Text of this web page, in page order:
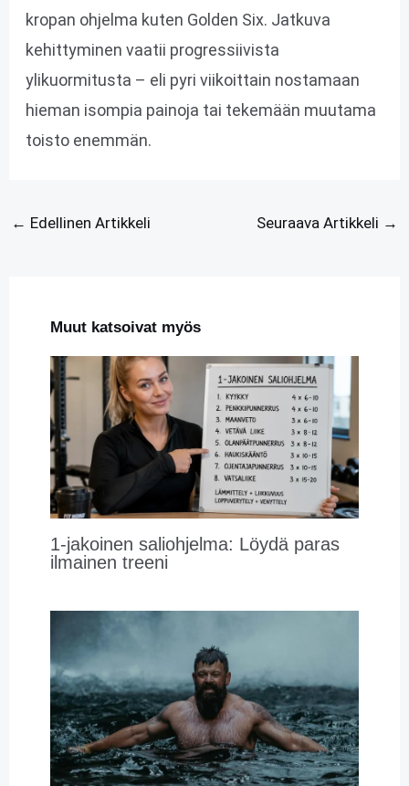
kropan ohjelma kuten Golden Six. Jatkuva
kehittyminen vaatii progressiivista
ylikuormitusta – eli pyri viikoittain nostamaan
hieman isompia painoja tai tekemään muutama
toisto enemmän.
← Edellinen Artikkeli Seuraava Artikkeli →
Muut katsoivat myös
1-jakoinen saliohjelma: Löydä paras
ilmainen treeni